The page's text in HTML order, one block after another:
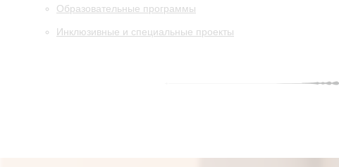
Образовательные программы
Инклюзивные и специальные проекты